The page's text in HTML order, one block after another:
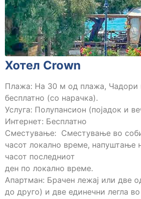
Хотел Crown
Плажа: На 30 м од плажа, Чадори
бесплатно (со нарачка).
Услуга: Полупансион (појадок и
Интернет: Бесплатно
Сместување: Сместување во
часот локално време, напуштање
часот последниот
ден по локално време.
Апартман: Брачен лежај или две
до друго) и две единечни легла